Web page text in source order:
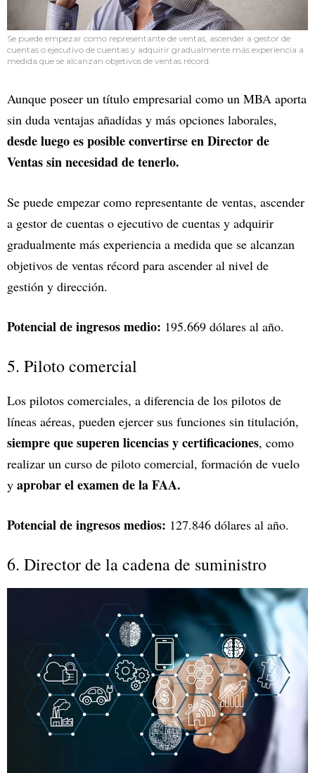
Se puede empezar como representante de ventas, ascender a gestor de
cuentas o ejecutivo de cuentas y adquirir gradualmente más experiencia a
medida que se alcanzan objetivos de ventas récord.
Aunque poseer un título empresarial como un MBA aporta
sin duda ventajas añadidas y más opciones laborales,
desde luego es posible convertirse en Director de
Ventas sin necesidad de tenerlo.
Se puede empezar como representante de ventas, ascender
a gestor de cuentas o ejecutivo de cuentas y adquirir
gradualmente más experiencia a medida que se alcanzan
objetivos de ventas récord para ascender al nivel de
gestión y dirección.
Potencial de ingresos medio: 195.669 dólares al año.
5. Piloto comercial
Los pilotos comerciales, a diferencia de los pilotos de
líneas aéreas, pueden ejercer sus funciones sin titulación,
siempre que superen licencias y certificaciones, como
realizar un curso de piloto comercial, formación de vuelo
y aprobar el examen de la FAA.
Potencial de ingresos medios: 127.846 dólares al año.
6. Director de la cadena de suministro